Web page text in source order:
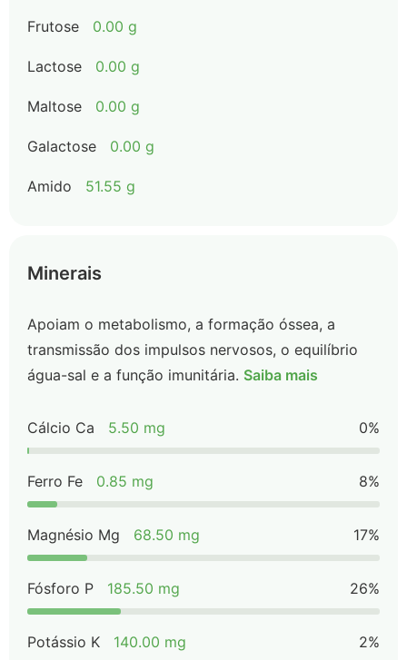
Frutose 0.00 g
Lactose 0.00 g
Maltose 0.00 g
Galactose 0.00 g
Amido 51.55 g
Minerais
Apoiam o metabolismo, a formação óssea, a
transmissão dos impulsos nervosos, o equilíbrio
água-sal e a função imunitária. Saiba mais
Cálcio Ca 5.50 mg 0%
Ferro Fe 0.85 mg 8%
Magnésio Mg 68.50 mg 17%
Fósforo P 185.50 mg 26%
Potássio K 140.00 mg 2%